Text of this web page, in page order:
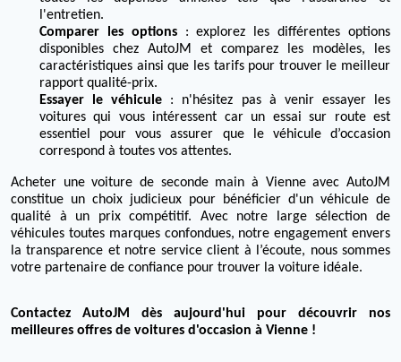
l'entretien.
Comparer les options: explorez les différentes options
disponibles chez AutoJM et comparez les modèles, les
caractéristiques ainsi que les tarifs pour trouver le meilleur
rapport qualité-prix.
Essayer le véhicule : n'hésitez pas à venir essayer les
voitures qui vous intéressent car un essai sur route est
essentiel pour vous assurer que le véhicule d’occasion
correspond à toutes vos attentes.
Acheter une voiture de seconde main à Vienne avec AutoJM
constitue un choix judicieux pour bénéficier d'un véhicule de
qualité à un prix compétitif. Avec notre large sélection de
véhicules toutes marques confondues, notre engagement envers
la transparence et notre service client à l’écoute, nous sommes
votre partenaire de confiance pour trouver la voiture idéale.
Contactez AutoJM dès aujourd'hui pour découvrir nos
meilleures offres de voitures d'occasion à Vienne !